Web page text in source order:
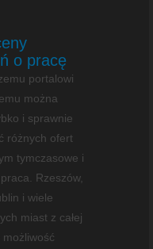
o pracę
portalowi
można
i sprawnie
różnych ofert
tymczasowe i
Rzeszów,
i wiele
miast z całej
możliwość